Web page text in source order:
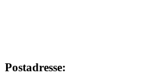
Postadresse: